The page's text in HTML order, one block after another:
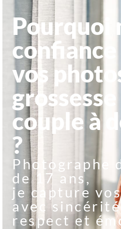
Pourquoi
vos
couple à
?
Photographe
de 17 ans,
je capture
avec sincérité
respect et